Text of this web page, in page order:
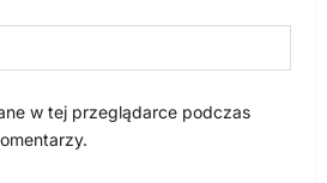
w tej przeglądarce podczas